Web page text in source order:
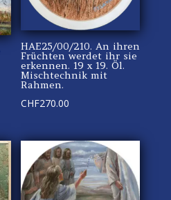
HAE25/00/210. An ihren
Früchten werdet ihr sie
erkennen. 19 x 19. Öl.
Mischtechnik mit
Rahmen.
CHF270.00